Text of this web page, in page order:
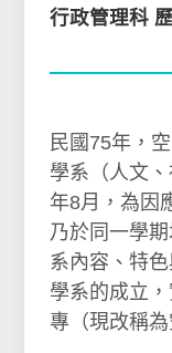
行政管理科
民國75年，
學系（人文
年8月，為因
乃於同一學
系內容、特
學系的成立
專（現改稱